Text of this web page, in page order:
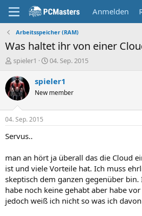
Anmelden
Arbeitsspeicher (RAM)
Was haltet ihr von einer
E
s
t
e
e
r
spieler1
E
s
e
t
04. Sep. 2015
spieler1
New member
04. Sep. 2015
Servus..
man an hört ja überall das die Cloud
ist und viele Vorteile hat. Ich muss
skeptisch dem ganzen gegenüber
habe noch keine gehabt aber habe
jedoch weiß ich nicht so was ich